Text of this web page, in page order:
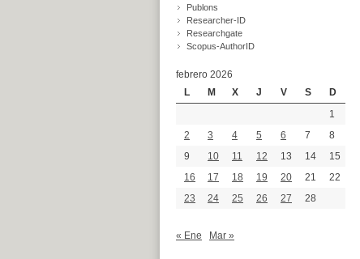
Publons
Researcher-ID
Researchgate
Scopus-AuthorID
febrero 2026
L
M X J V S
D
1
2
3 4 5 6 7
8
9
10 11 12 13 14
15
16
17 18 19 20 21
22
23
24 25 26 27 28
« Ene Mar »